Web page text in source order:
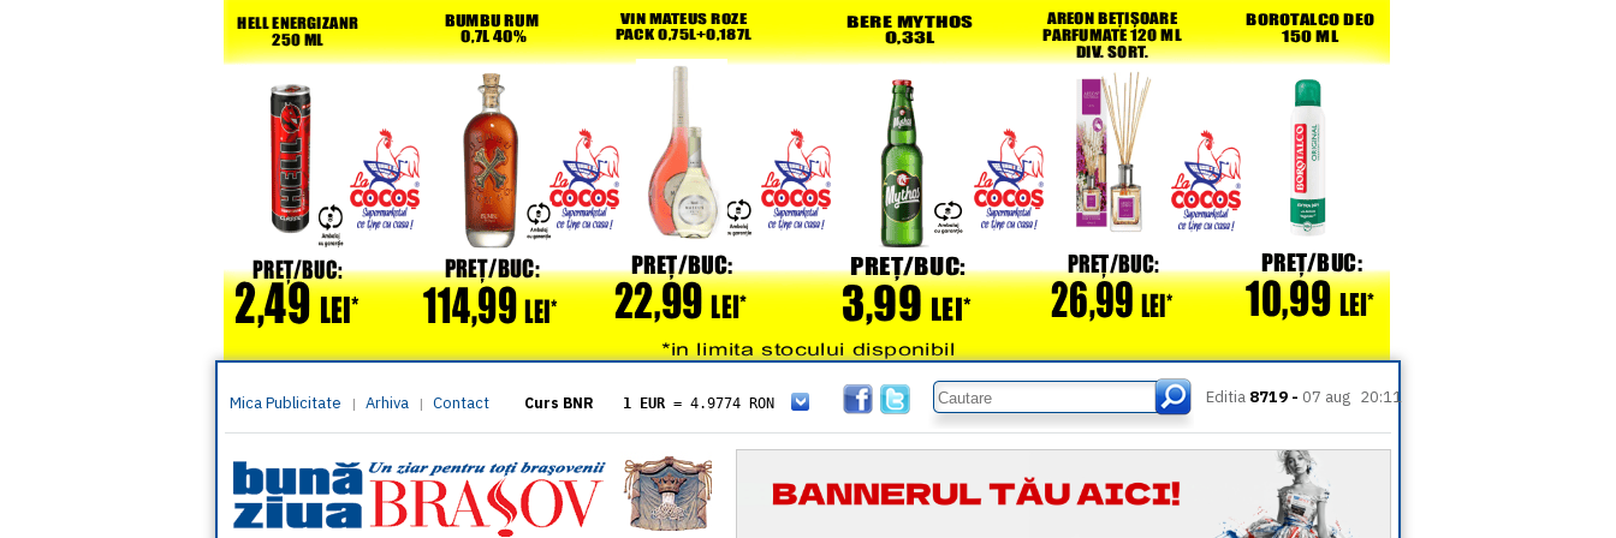
Mica Publicitate | Arhiva | Contact Curs BNR 1 EUR = 4.9774 RON
= 5.8304 RON
1 XAU= 464.4611 RON
1 AED= 1.1933 RON
1 AUD= 2.7957 RON
1 BGN= 2.5449 RON
Editia 8719 - 07 aug 20:11